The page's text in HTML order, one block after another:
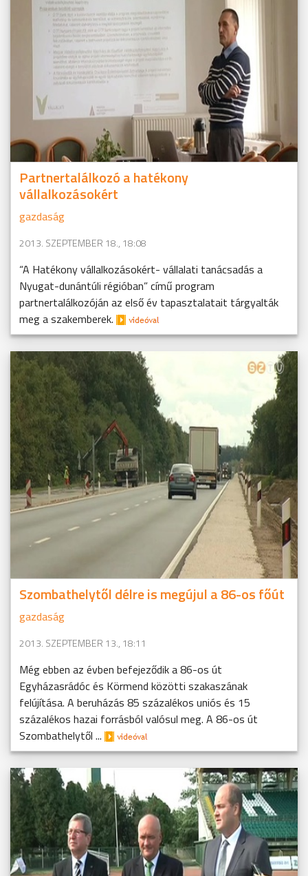
Partnertalálkozó a hatékony
vállalkozásokért
gazdaság
2013. SZEPTEMBER 18., 18:08
“A Hatékony vállalkozásokért- vállalati tanácsadás a
Nyugat-dunántúli régióban” című program
partnertalálkozóján az első év tapasztalatait tárgyalták
meg a szakemberek.
Szombathelytől délre is megújul a 86-os főút
gazdaság
2013. SZEPTEMBER 13., 18:11
Még ebben az évben befejeződik a 86-os út
Egyházasrádóc és Körmend közötti szakaszának
felújítása. A beruházás 85 százalékos uniós és 15
százalékos hazai forrásból valósul meg. A 86-os út
Szombathelytől ...